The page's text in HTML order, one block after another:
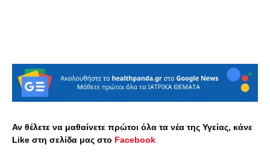
Αν θέλετε να μαθαίνετε πρώτοι όλα τα νέα της Υγείας, κάνε
Like στη σελίδα μας στο Facebook